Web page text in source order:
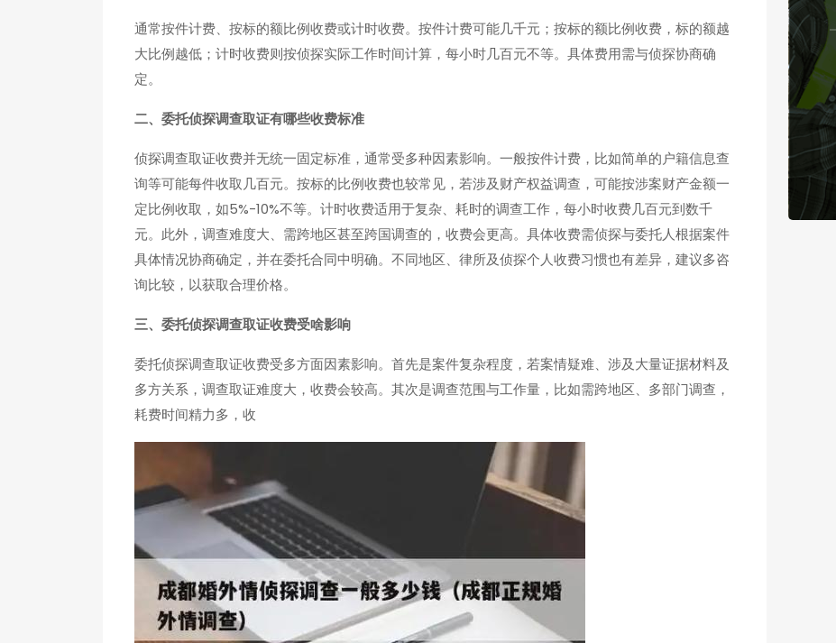
通常按件计费、按标的额比例收费或计时收费。按件计费可能几千元；按标的额比例收费，标的额越
大比例越低；计时收费则按侦探实际工作时间计算，每小时几百元不等。具体费用需与侦探协商确
定。
二、委托侦探调查取证有哪些收费标准
侦探调查取证收费并无统一固定标准，通常受多种因素影响。一般按件计费，比如简单的户籍信息查
询等可能每件收取几百元。按标的比例收费也较常见，若涉及财产权益调查，可能按涉案财产金额一
定比例收取，如5%-10%不等。计时收费适用于复杂、耗时的调查工作，每小时收费几百元到数千
元。此外，调查难度大、需跨地区甚至跨国调查的，收费会更高。具体收费需侦探与委托人根据案件
具体情况协商确定，并在委托合同中明确。不同地区、律所及侦探个人收费习惯也有差异，建议多咨
询比较，以获取合理价格。
三、委托侦探调查取证收费受啥影响
委托侦探调查取证收费受多方面因素影响。首先是案件复杂程度，若案情疑难、涉及大量证据材料及
多方关系，调查取证难度大，收费会较高。其次是调查范围与工作量，比如需跨地区、多部门调查，
耗费时间精力多，收